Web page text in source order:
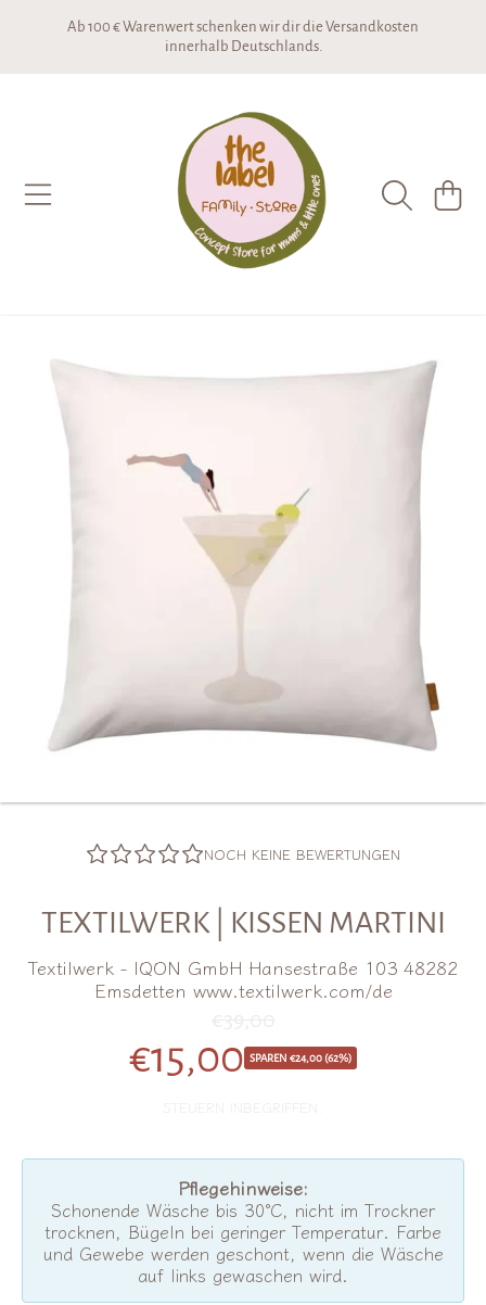
DIREKT ZUM INHALT
Ab 100 € Warenwert schenken wir dir die Versandkosten
innerhalb Deutschlands.
DIREKT ZU DEN PRODUKTINFORMATIONEN
NOCH KEINE BEWERTUNGEN
TEXTILWERK | KISSEN MARTINI
Textilwerk - IQON GmbH Hansestraße 103 48282
Emsdetten www.textilwerk.com/de
€15,00 SPAREN €24,00 (62%)
Pflegehinweise:
Schonende Wäsche bis 30°C, nicht im Trockner
trocknen, Bügeln bei geringer Temperatur. Farbe
und Gewebe werden geschont, wenn die Wäsche
auf links gewaschen wird.